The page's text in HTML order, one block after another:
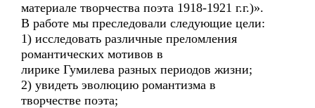
материале творчества поэта 1918-1921 г.г.)».
В работе мы преследовали следующие цели:
1) исследовать различные преломления
романтических мотивов в
лирике Гумилева разных периодов жизни;
2) увидеть эволюцию романтизма в
творчестве поэта;